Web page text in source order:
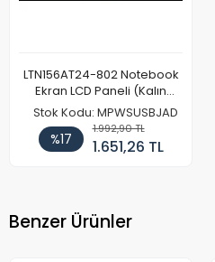
LTN156AT24-802 Notebook
Ekran LCD Paneli (Kalın
Kasa)
Stok Kodu: MPWSUSBJAD
%17
1.992,90 TL
1.651,26 TL
Benzer Ürünler